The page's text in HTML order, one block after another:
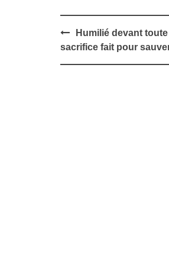
Post
navigation
Humilié devant
sacrifice fait pour